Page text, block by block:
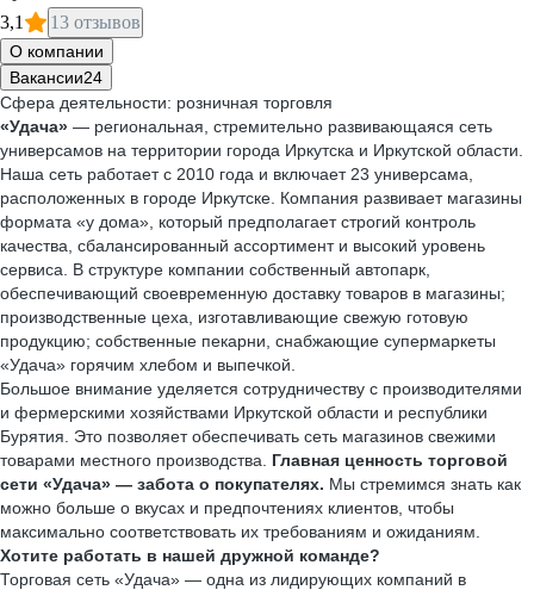
3,1 13 отзывов
О компании
Вакансии24
Сфера деятельности: розничная торговля
«Удача» — региональная, стремительно развивающаяся сеть
универсамов на территории города Иркутска и Иркутской области.
Наша сеть работает с 2010 года и включает 23 универсама,
расположенных в городе Иркутске. Компания развивает магазины
формата «у дома», который предполагает строгий контроль
качества, сбалансированный ассортимент и высокий уровень
сервиса. В структуре компании собственный автопарк,
обеспечивающий своевременную доставку товаров в магазины;
производственные цеха, изготавливающие свежую готовую
продукцию; собственные пекарни, снабжающие супермаркеты
«Удача» горячим хлебом и выпечкой.
Большое внимание уделяется сотрудничеству с производителями
и фермерскими хозяйствами Иркутской области и республики
Бурятия. Это позволяет обеспечивать сеть магазинов свежими
товарами местного производства. Главная ценность торговой
сети «Удача» — забота о покупателях. Мы стремимся знать как
можно больше о вкусах и предпочтениях клиентов, чтобы
максимально соответствовать их требованиям и ожиданиям.
Хотите работать в нашей дружной команде?
Торговая сеть «Удача» — одна из лидирующих компаний в